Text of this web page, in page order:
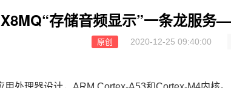
存储音频显示”一条龙服
原创 2020-12-25 09:40:00